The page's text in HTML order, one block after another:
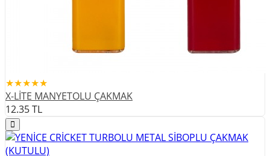
★★★★★
X-LİTE MANYETOLU ÇAKMAK
12.35TL